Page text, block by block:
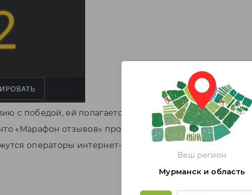
Ваш регион
Мурманск и область
с победой, ей полагается сертификат на 1 тыс. руб.
«Марафон отзывов» проходит еженедельно.
операторы интернет-магазина и расскажут как